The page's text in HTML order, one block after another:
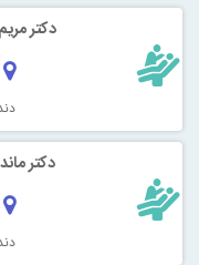
دكتر
دکتر